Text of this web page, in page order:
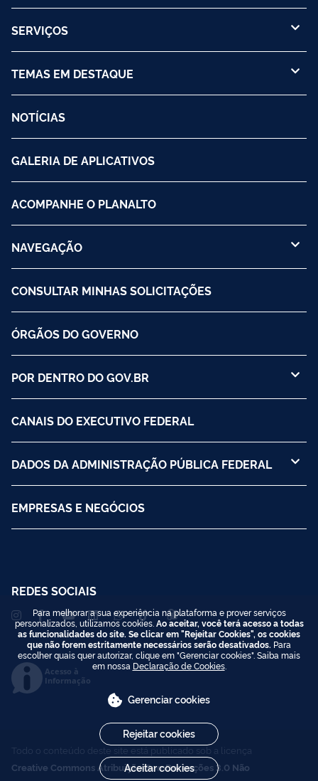
SERVIÇOS
TEMAS EM DESTAQUE
NOTÍCIAS
GALERIA DE APLICATIVOS
ACOMPANHE O PLANALTO
NAVEGAÇÃO
CONSULTAR MINHAS SOLICITAÇÕES
ÓRGÃOS DO GOVERNO
POR DENTRO DO GOV.BR
CANAIS DO EXECUTIVO FEDERAL
DADOS DA ADMINISTRAÇÃO PÚBLICA FEDERAL
EMPRESAS E NEGÓCIOS
REDES SOCIAIS
Acesso à
Informação
Todo o conteúdo deste site está publicado sob a licença
Creative Commons Atribuição-SemDerivações 3.0 Não
Para melhorar a sua experiência na plataforma e prover serviços
personalizados, utilizamos cookies. Ao aceitar, você terá acesso a todas
as funcionalidades do site. Se clicar em "Rejeitar Cookies", os cookies
que não forem estritamente necessários serão desativados. Para
escolher quais quer autorizar, clique em "Gerenciar cookies". Saiba mais
em nossa Declaração de Cookies.
Gerenciar cookies
Rejeitar cookies
Aceitar cookies